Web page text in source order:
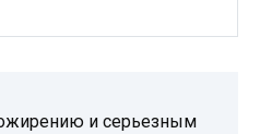
и серьезным